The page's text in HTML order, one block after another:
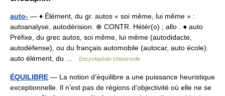
auto- — ♦ Élément, du gr. autos « soi même, lui même » :
autoanalyse, autodérision. ⊗ CONTR. Hétér(o) ; allo . ● auto
Préfixe, du grec autos, soi même, lui même (autodidacte,
autodéfense), ou du français automobile (autocar, auto école).
auto élément, du …
Encyclopédie Universelle
ÉQUILIBRE — La notion d’équilibre a une puissance heuristique
exceptionnelle. Il n’est pas de régions d’objectivité où elle ne se